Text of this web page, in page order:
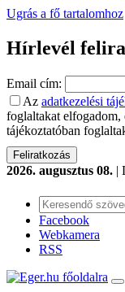
Ugrás a fő tartalomhoz
Hírlevél
Email cím:
Az adatkezelési
foglaltakat elfogadom,
tájékoztatóban
2026. augusztus 08. |
Facebook
Webkamera
RSS